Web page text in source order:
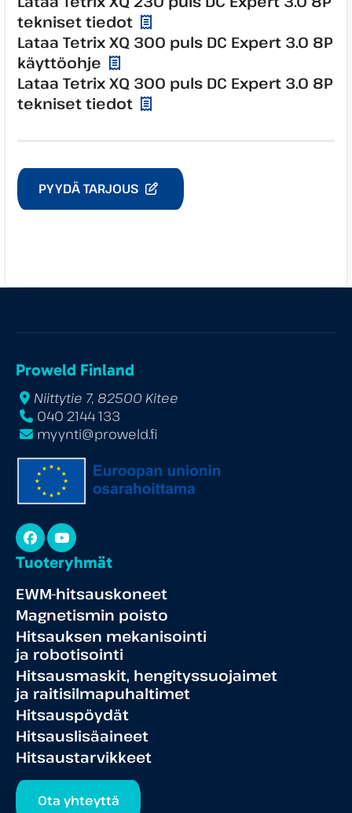
tekniset tiedot
Lataa Tetrix XQ 300 puls DC Expert 3.0 8P
käyttöohje
Lataa Tetrix XQ 300 puls DC Expert 3.0 8P
tekniset tiedot
PYYDÄ TARJOUS
Proweld Finland
Niittytie 7, 82500 Kitee
040 2144 133
myynti@proweld.fi
Facebook
YouTube
Tuoteryhmät
EWM-hitsauskoneet
Magnetismin poisto
Hitsauksen mekanisointi
ja robotisointi
Hitsausmaskit, hengityssuojaimet
ja raitisilmapuhaltimet
Hitsauspöydät
Hitsauslisäaineet
Hitsaustarvikkeet
Ota yhteyttä